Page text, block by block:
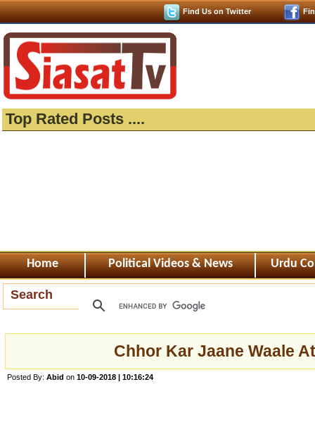
Find Us on Twitter
Top Rated Posts ....
Home Political Videos & News Urdu
Search
Chhor Kar Jaane Waale
Posted By: Abid on 10-09-2018 | 10:16:24